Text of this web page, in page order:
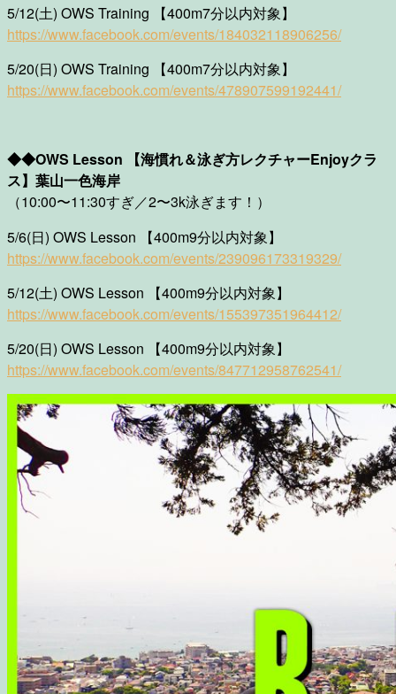
5/12(土) OWS Training 【400m7分以内対象】
https://www.facebook.com/events/184032118906256/
5/20(日) OWS Training 【400m7分以内対象】
https://www.facebook.com/events/478907599192441/
◆◆OWS Lesson 【海慣れ＆泳ぎ方レクチャーEnjoyクラ
ス】葉山一色海岸
（10:00〜11:30すぎ／2〜3k泳ぎます！）
5/6(日) OWS Lesson 【400m9分以内対象】
https://www.facebook.com/events/239096173319329/
5/12(土) OWS Lesson 【400m9分以内対象】
https://www.facebook.com/events/155397351964412/
5/20(日) OWS Lesson 【400m9分以内対象】
https://www.facebook.com/events/847712958762541/